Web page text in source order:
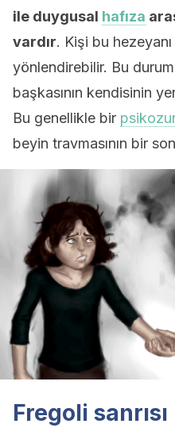
ile duygusal hafıza
vardır. Kişi bu
yönlendirebilir. Bu
başkasının kendisinin
Bu genellikle bir
beyin travmasının bir
Fregoli sanrısı